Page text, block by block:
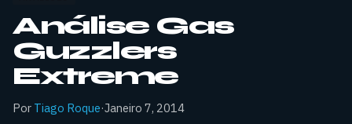
Análise Gas
Guzzlers
Extreme
Por Tiago Roque·Janeiro 7, 2014